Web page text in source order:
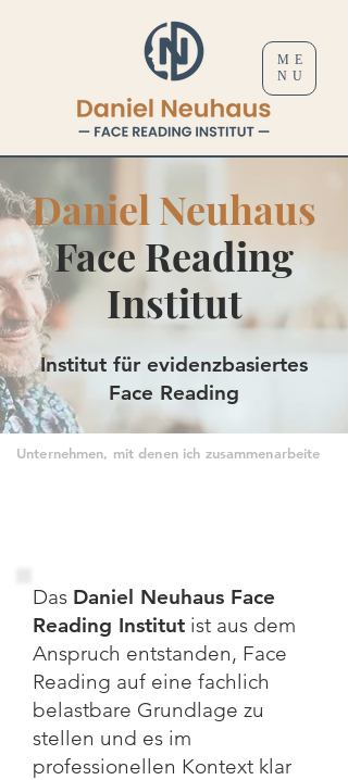
ME
NU
Daniel Neuhaus
Face Reading
Institut
Institut für evidenzbasiertes
Face Reading
Unternehmen, mit denen ich zusammenarbeite
Das Daniel Neuhaus Face
Reading Institut ist aus dem
Anspruch entstanden, Face
Reading auf eine fachlich
belastbare Grundlage zu
stellen und es im
professionellen Kontext klar